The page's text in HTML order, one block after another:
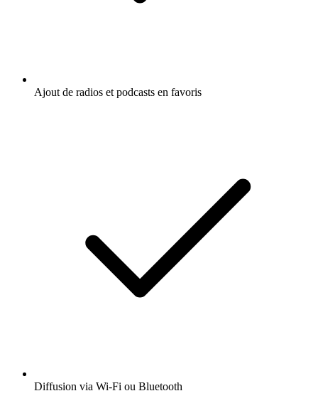
Ajout de radios et podcasts en favoris
Diffusion via Wi-Fi ou Bluetooth